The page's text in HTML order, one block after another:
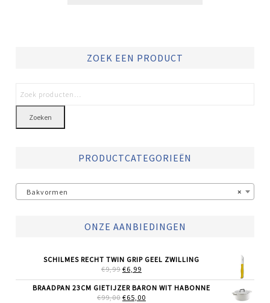
ZOEK EEN PRODUCT
Zoeken
PRODUCTCATEGORIEËN
×
Bakvormen
ONZE AANBIEDINGEN
SCHILMES RECHT TWIN GRIP GEEL ZWILLING
€9,99 OORSPRONKELIJKE
WAS:
€9,99.
€6,99
IS:
€6,99.
BRAADPAN 23CM GIETIJZER BARON WIT HABONNE
€99,00 OORSPRONKELIJKE
€65,00